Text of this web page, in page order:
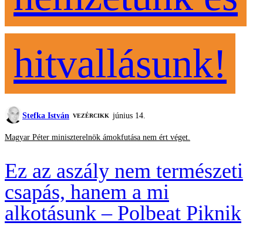
hitvallásunk!
Stefka István VEZÉRCIKK június 14.
Magyar Péter miniszterelnök ámokfutása nem ért véget.
Ez az aszály nem természeti
csapás, hanem a mi
alkotásunk – Polbeat Piknik